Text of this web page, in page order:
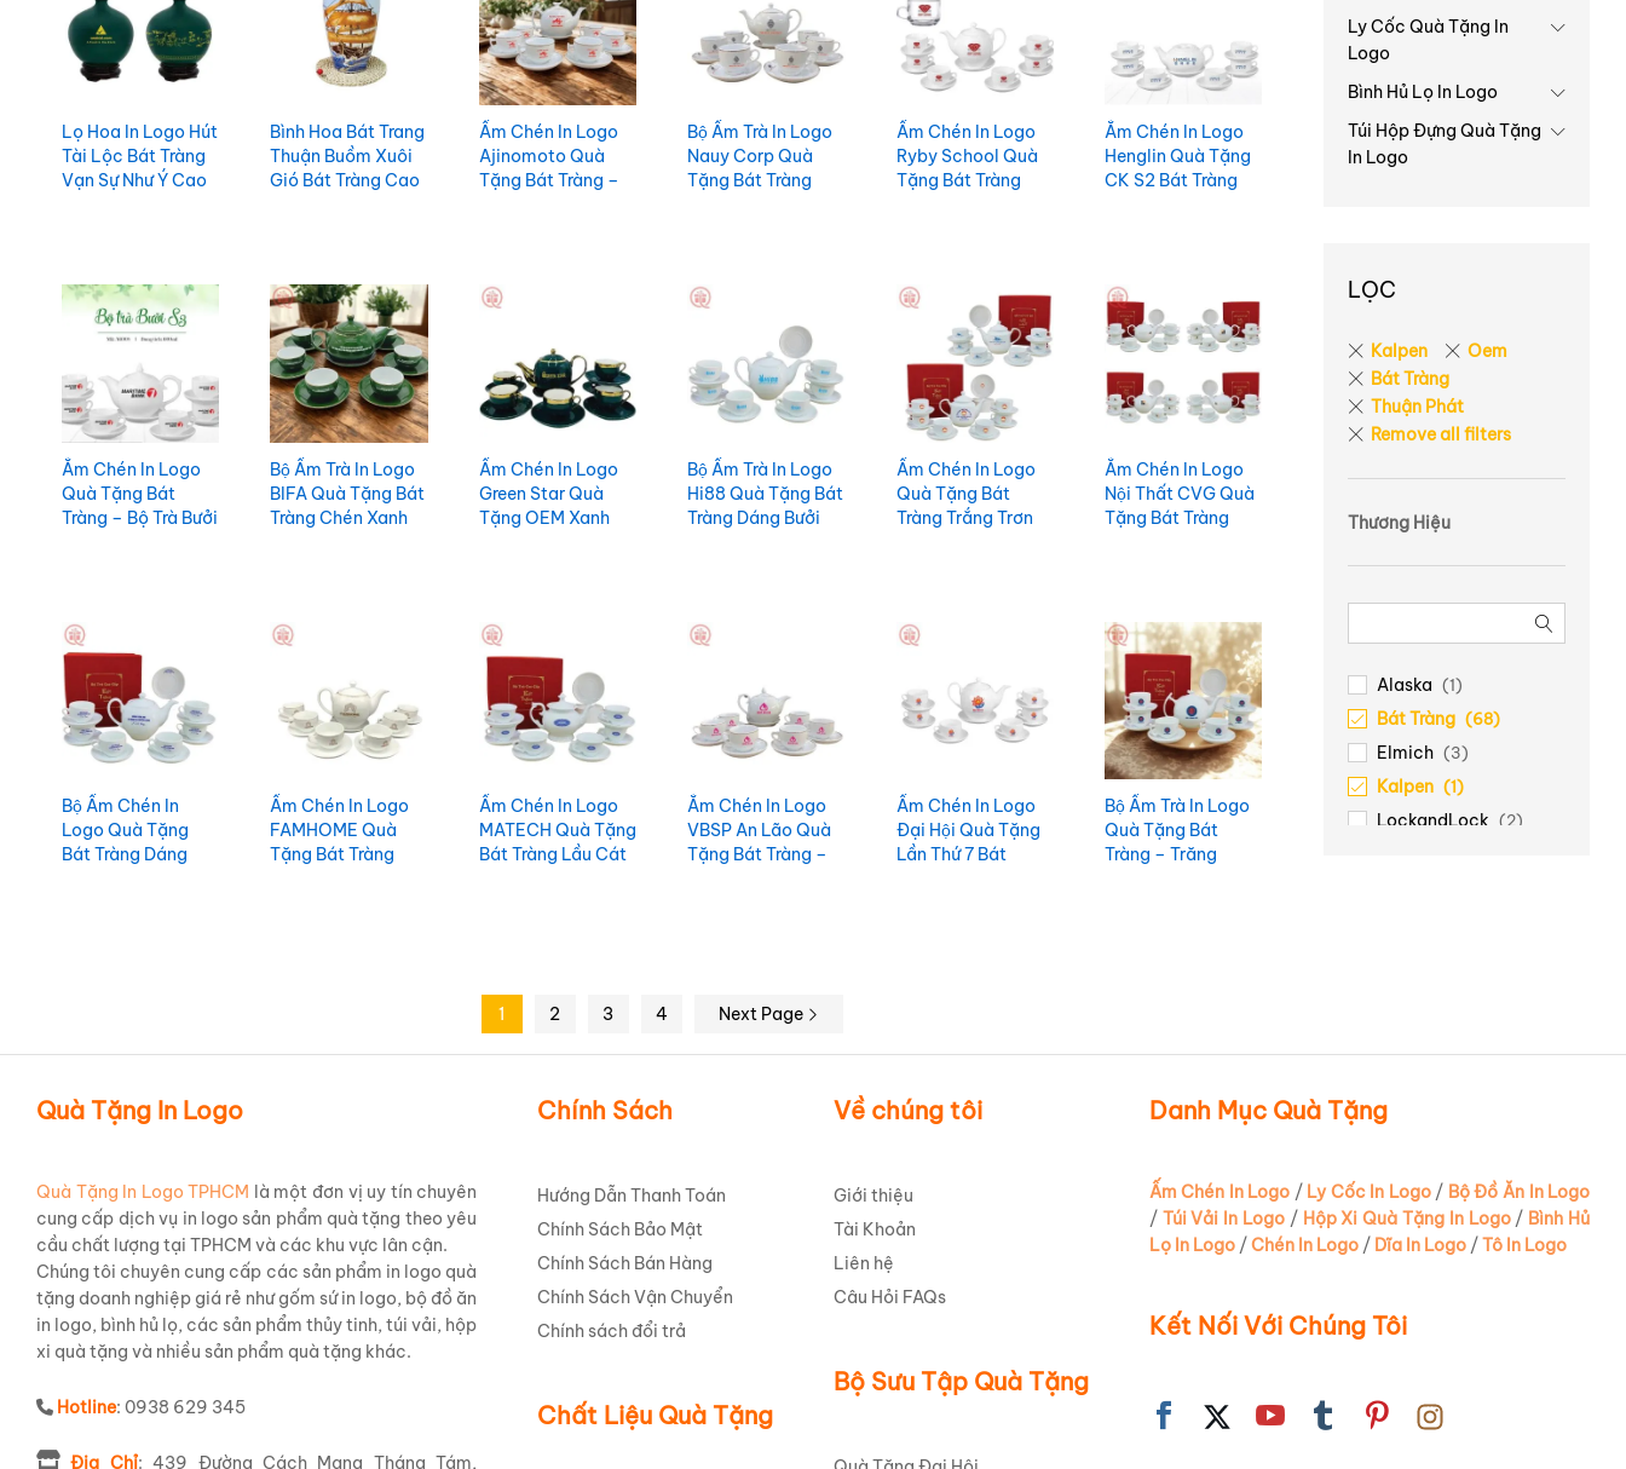
Lọ Hoa In Logo Hút
Tài Lộc Bát Tràng
Vạn Sự Như Ý Cao
Bình Hoa Bát Trang
Thuận Buồm Xuôi
Gió Bát Tràng Cao
Ấm Chén In Logo
Ajinomoto Quà
Tặng Bát Tràng –
Bộ Ấm Trà In Logo
Nauy Corp Quà
Tặng Bát Tràng
Ấm Chén In Logo
Ryby School Quà
Tặng Bát Tràng
Ắm Chén In Logo
Henglin Quà Tặng
CK S2 Bát Tràng
Ắm Chén In Logo
Quà Tặng Bát
Tràng – Bộ Trà Bưởi
Bộ Ấm Trà In Logo
BIFA Quà Tặng Bát
Tràng Chén Xanh
Ấm Chén In Logo
Green Star Quà
Tặng OEM Xanh
Bộ Ấm Trà In Logo
Hi88 Quà Tặng Bát
Tràng Dáng Bưởi
Ấm Chén In Logo
Quà Tặng Bát
Tràng Trắng Trơn
Ắm Chén In Logo
Nội Thất CVG Quà
Tặng Bát Tràng
Bộ Ấm Chén In
Logo Quà Tặng
Bát Tràng Dáng
Ấm Chén In Logo
FAMHOME Quà
Tặng Bát Tràng
Ấm Chén In Logo
MATECH Quà Tặng
Bát Tràng Lầu Cát
Ắm Chén In Logo
VBSP An Lão Quà
Tặng Bát Tràng –
Ấm Chén In Logo
Đại Hội Quà Tặng
Lần Thứ 7 Bát
Bộ Ấm Trà In Logo
Quà Tặng Bát
Tràng – Trăng
1 2 3 4 Next Page
Ly Cốc Quà Tặng In
Logo
Bình Hủ Lọ In Logo
Túi Hộp Đựng Quà Tặng
In Logo
LỌC
Kalpen
Oem
Bát Tràng
Thuận Phát
Remove all filters
Thương Hiệu
Alaska (1)
Bát Tràng (68)
Elmich (3)
Kalpen (1)
LockandLock (2)
Quà Tặng In Logo
Quà Tặng In Logo TPHCM là một đơn vị uy tín chuyên
cung cấp dịch vụ in logo sản phẩm quà tặng theo yêu
cầu chất lượng tại TPHCM và các khu vực lân cận.
Chúng tôi chuyên cung cấp các sản phẩm in logo quà
tặng doanh nghiệp giá rẻ như gốm sứ in logo, bộ đồ ăn
in logo, bình hủ lọ, các sản phẩm thủy tinh, túi vải, hộp
xi quà tặng và nhiều sản phẩm quà tặng khác.
Hotline: 0938 629 345
Địa Chỉ: 439 Đường Cách Mạng Tháng Tám,
Chính Sách
Hướng Dẫn Thanh Toán
Chính Sách Bảo Mật
Chính Sách Bán Hàng
Chính Sách Vận Chuyển
Chính sách đổi trả
Chất Liệu Quà Tặng
Về chúng tôi
Giới thiệu
Tài Khoản
Liên hệ
Câu Hỏi FAQs
Bộ Sưu Tập Quà Tặng
Danh Mục Quà Tặng
Ấm Chén In Logo / Ly Cốc In Logo/ Bộ Đồ Ăn In Logo
/ Túi Vải In Logo / Hộp Xi Quà Tặng In Logo/ Bình Hủ
Lọ In Logo/Chén In Logo/ Dĩa In Logo/Tô In Logo
Kết Nối Với Chúng Tôi